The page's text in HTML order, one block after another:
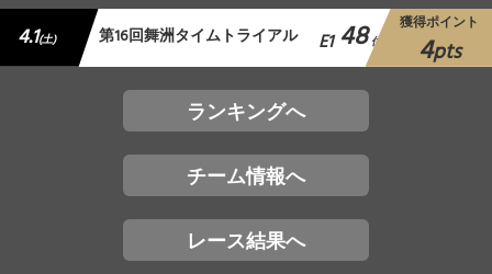
4.1(土) 第16回舞洲タイムトライアル E1 48 位
獲得ポイント
4pts
ランキングへ
チーム情報へ
レース結果へ